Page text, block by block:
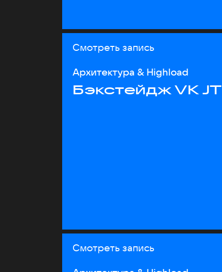
Смотреть запись
Архитектура & Highload
Бэкстейдж VK JT
Смотреть запись